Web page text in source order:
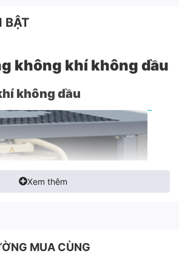
BẬT
không khí không dầu
không dầu
Xem thêm
MUA CÙNG